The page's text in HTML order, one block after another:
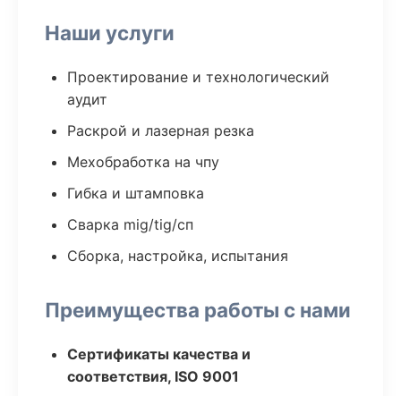
Наши услуги
Проектирование и технологический
аудит
Раскрой и лазерная резка
Мехобработка на чпу
Гибка и штамповка
Сварка mig/tig/сп
Сборка, настройка, испытания
Преимущества работы с нами
Сертификаты качества и
соответствия, ISO 9001